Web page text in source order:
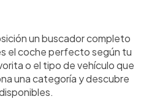
un buscador completo
el coche perfecto según tu
o el tipo de vehículo que
una categoría y descubre